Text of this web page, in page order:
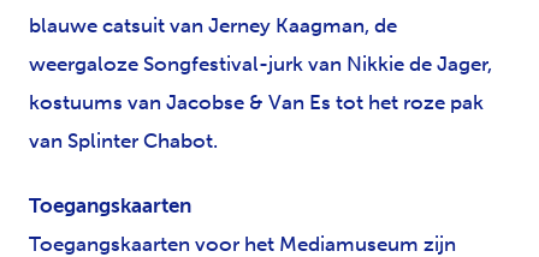
blauwe catsuit van Jerney Kaagman, de
weergaloze Songfestival-jurk van Nikkie de Jager,
kostuums van Jacobse & Van Es tot het roze pak
van Splinter Chabot.
Toegangskaarten
Toegangskaarten voor het Mediamuseum zijn